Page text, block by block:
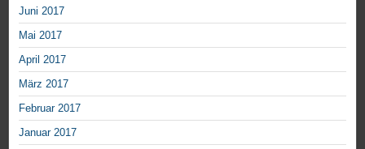
Juni 2017
Mai 2017
April 2017
März 2017
Februar 2017
Januar 2017